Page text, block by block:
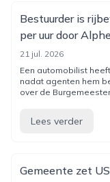
Bestuurder is
per uur door
21 jul. 2026
Een automobilist
nadat agenten hem
over de Burgemeester
Lees verder
Gemeente zet